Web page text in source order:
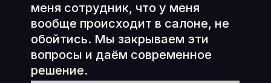
меня сотрудник, что у меня
вообще происходит в салоне, не
обойтись. Мы закрываем эти
вопросы и даём современное
решение.